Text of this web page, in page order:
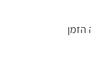
הזמן